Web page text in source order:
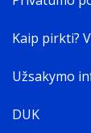
Kaip pirkti?
Užsakymo
DUK